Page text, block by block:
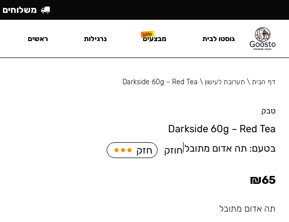
דף הבית\ תערובת לעישון \
Darkside 60g – Red Tea
טבק
Darkside 60g – Red Tea
בטעם: תה אדום מתובל חוזק חזק
₪65
תה אדום מתובל
משלוחים
גוסטו לבית מבצעים נרגילות ראשים